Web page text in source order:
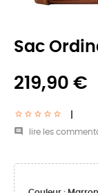
Sac
219,90 €
 lire les